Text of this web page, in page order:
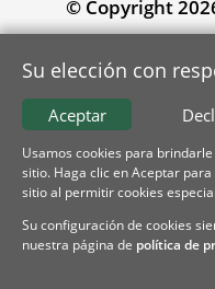
© Copyright
Su elección con
Aceptar
Usamos cookies para
sitio. Haga clic en Aceptar
sitio al permitir cookies
Su configuración de cookies
nuestra página de política de